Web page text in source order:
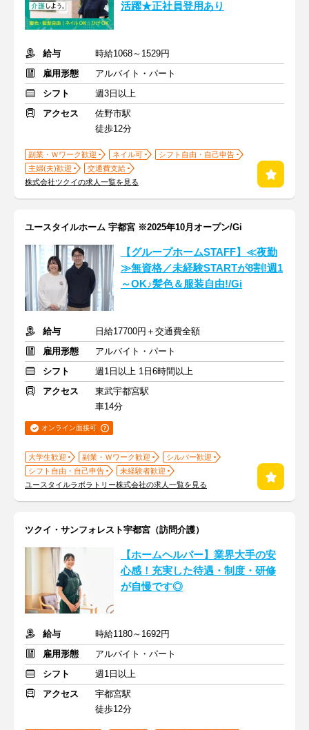
活躍★正社員登用あり
給与
時給1068～1529円
雇用形態
アルバイト・パート
シフト
週3日以上
アクセス
佐野市駅
徒歩12分
副業・Ｗワーク歓迎 ネイル可
シフト自由・自己申告
主婦(夫)歓迎
交通費支給
株式会社ツクイの求人一覧を見る
ユースタイルホーム 宇都宮 ※2025年10月オープン/Gi
【グループホームSTAFF】≪夜勤
≫無資格／未経験STARTが8割!週1
～OK♪髪色＆服装自由!/Gi
給与
日給17700円＋交通費全額
雇用形態
アルバイト・パート
シフト
週1日以上 1日6時間以上
アクセス
東武宇都宮駅
車14分
オンライン面接可
大学生歓迎 副業・Ｗワーク歓迎
シルバー歓迎
シフト自由・自己申告
未経験者歓迎
ユースタイルラボラトリー株式会社の求人一覧を見る
ツクイ・サンフォレスト宇都宮（訪問介護）
【ホームヘルパー】業界大手の安
心感！充実した待遇・制度・研修
が自慢です◎
給与
時給1180～1692円
雇用形態
アルバイト・パート
シフト
週1日以上
アクセス
宇都宮駅
徒歩12分